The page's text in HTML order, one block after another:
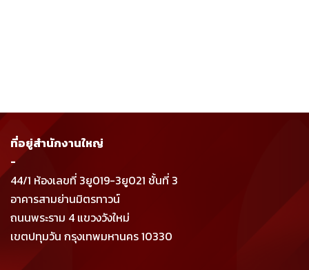
ที่อยู่สำนักงานใหญ่
-
44/1 ห้องเลขที่ 3ยู019-3ยู021 ชั้นที่ 3
อาคารสามย่านมิตรทาวน์
ถนนพระราม 4 แขวงวังใหม่
เขตปทุมวัน กรุงเทพมหานคร 10330